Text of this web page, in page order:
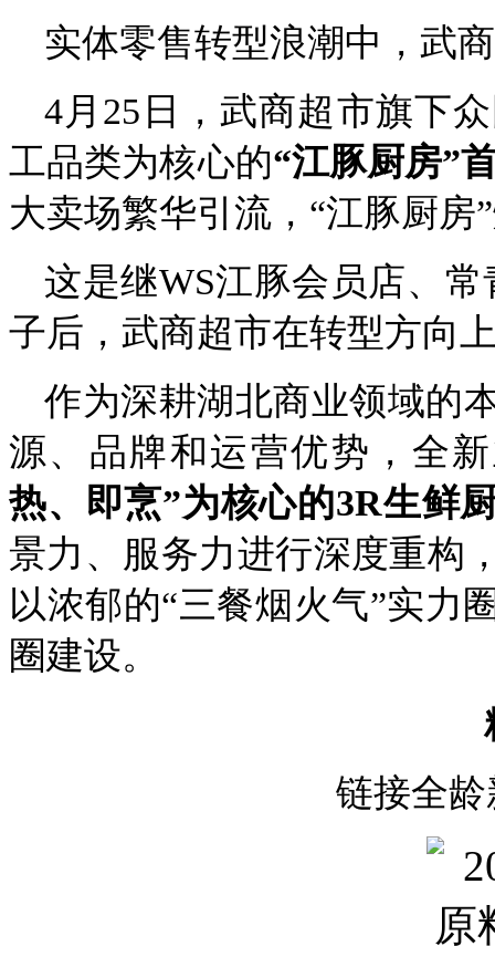
实体零售转型浪潮中，武
4月25日，武商超市旗下
工品类为核心的“江豚厨房”
大卖场繁华引流，“江豚厨房
这是继WS江豚会员店、
子后，武商超市在转型方向
作为深耕湖北商业领域的
源、品牌和运营优势，全
热、即烹”为核心的3R生鲜
景力、服务力进行深度重构
以浓郁的“三餐烟火气”实力
圈建设。
链接全龄